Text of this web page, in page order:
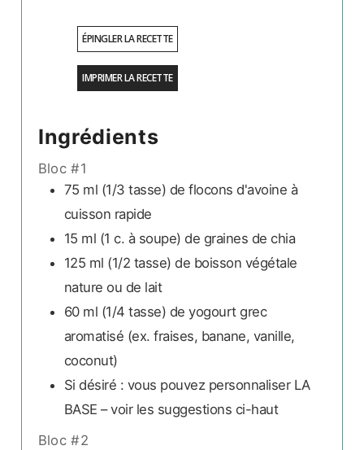
ÉPINGLER LA RECETTE
IMPRIMER LA RECETTE
Ingrédients
Bloc #1
75 ml (1/3 tasse) de flocons d'avoine à
cuisson rapide
15 ml (1 c. à soupe) de graines de chia
125 ml (1/2 tasse) de boisson végétale
nature ou de lait
60 ml (1/4 tasse) de yogourt grec
aromatisé (ex. fraises, banane, vanille,
coconut)
Si désiré : vous pouvez personnaliser LA
BASE – voir les suggestions ci-haut
Bloc #2